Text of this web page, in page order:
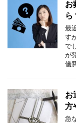
お
ら
最
す
で
が
儀
お
方
急